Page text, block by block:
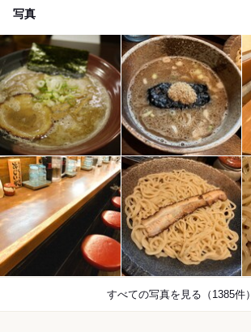
写真
すべての写真を見る（1385件）